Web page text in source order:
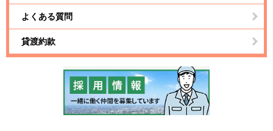
よくある質問
貸渡約款